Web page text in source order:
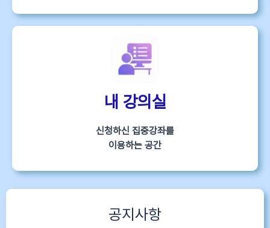
내 강의실
신청하신 집중강좌를
이용하는 공간
공지사항